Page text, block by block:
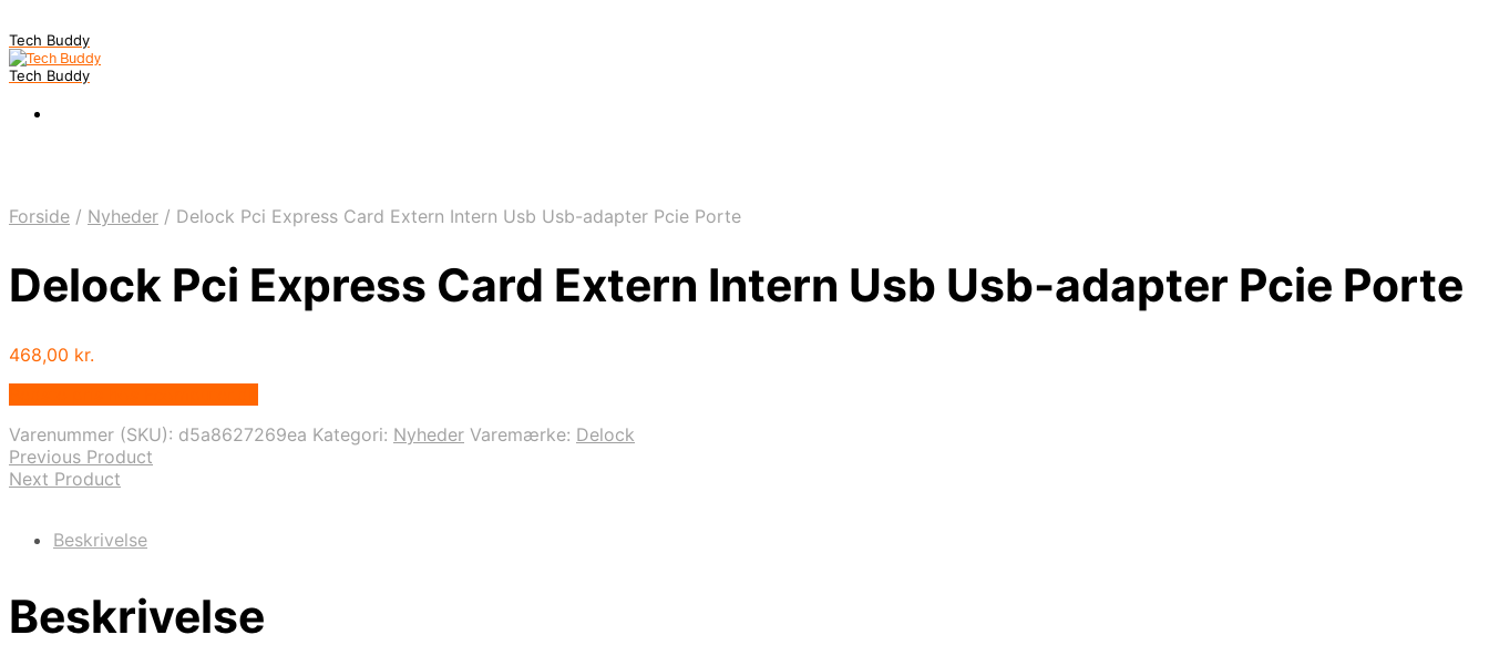
Tech Buddy
Tech Buddy
Forside / Nyheder / Delock Pci Express Card Extern Intern Usb Usb-adapter Pcie Porte
Delock Pci Express Card Extern Intern Usb Usb-adapter Pcie Porte
468,00 kr.
Varenummer (SKU): d5a8627269ea Kategori: Nyheder Varemærke: Delock
Previous Product
Next Product
Beskrivelse
Beskrivelse